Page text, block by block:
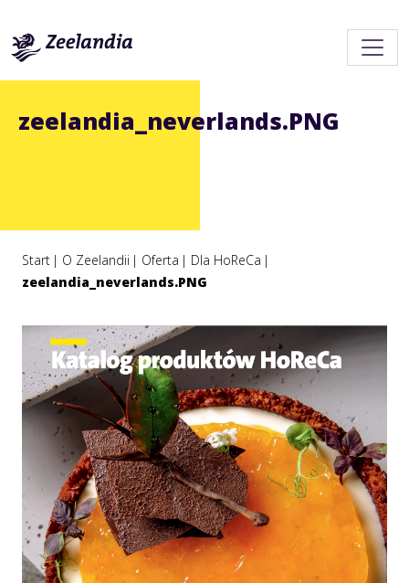
zeelandia_neverlands.PNG
Start O Zeelandii Oferta
Dla HoReCa
zeelandia_neverlands.PNG